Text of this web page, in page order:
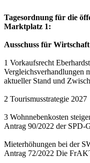
Tagesordnung für die
Marktplatz 1:
Ausschuss für
1 Vorkaufsrecht
Vergleichsverhandlungen
aktueller Stand und
2 Tourismusstrategie 2027
3 Wohnnebenkosten
Antrag 90/2022 der SPD-
Mieterhöhungen bei der
Antrag 72/2022 Die